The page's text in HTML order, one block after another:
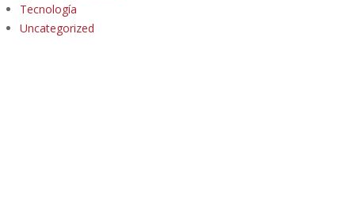
Tecnología
Uncategorized